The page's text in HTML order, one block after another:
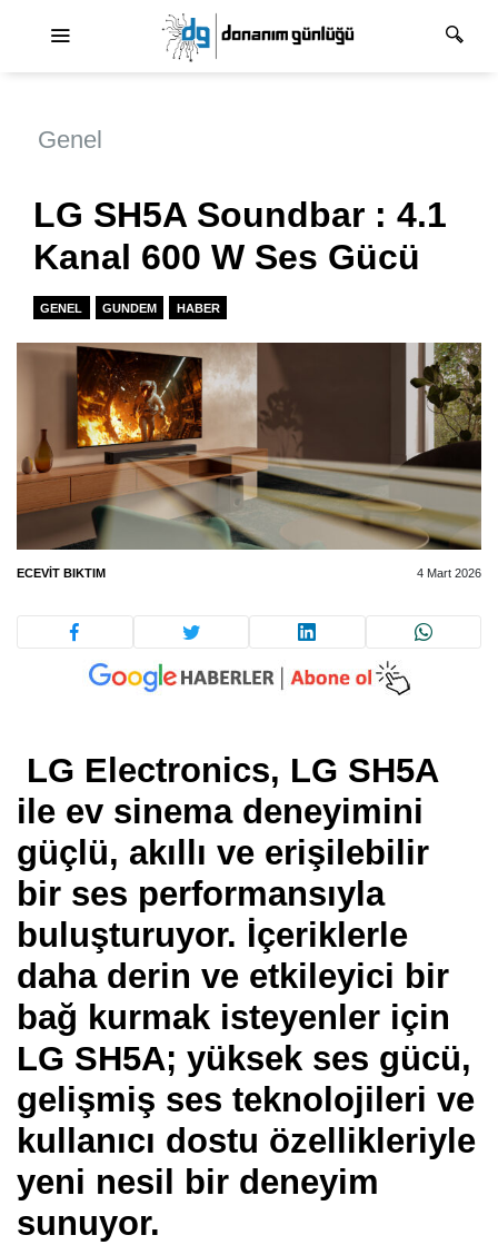
Genel
LG SH5A Soundbar : 4.1
Kanal 600 W Ses Gücü
GENEL GUNDEM HABER
ECEVIT BIKTIM 4 Mart 2026
LG Electronics, LG SH5A
ile ev sinema deneyimini
güçlü, akıllı ve erişilebilir
bir ses performansıyla
buluşturuyor. İçeriklerle
daha derin ve etkileyici bir
bağ kurmak isteyenler için
LG SH5A; yüksek ses gücü,
gelişmiş ses teknolojileri ve
kullanıcı dostu özellikleriyle
yeni nesil bir deneyim
sunuyor.